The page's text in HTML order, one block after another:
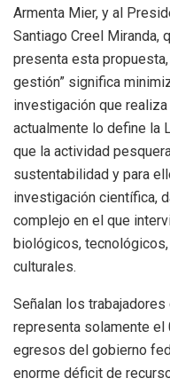
Armenta Mier, y al
Santiago Creel Miranda,
presenta esta
gestión” significa
investigación que
actualmente lo define la
que la actividad
sustentabilidad y para
investigación científica,
complejo en el que
biológicos,
culturales.
Señalan los
representa solamente el
egresos del gobierno
enorme déficit de